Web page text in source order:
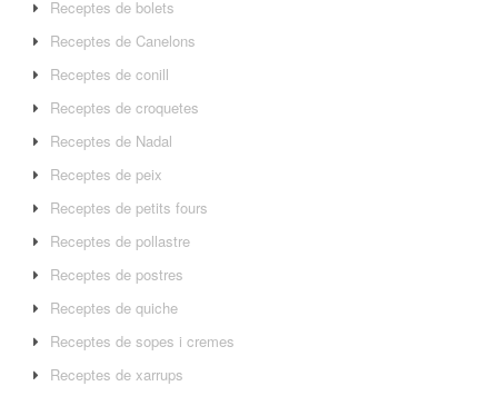
Receptes de bolets
Receptes de Canelons
Receptes de conill
Receptes de croquetes
Receptes de Nadal
Receptes de peix
Receptes de petits fours
Receptes de pollastre
Receptes de postres
Receptes de quiche
Receptes de sopes i cremes
Receptes de xarrups